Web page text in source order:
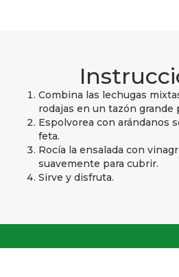
Combina las lechugas
rodajas en un tazón grande
Espolvorea con arándanos
feta.
Rocía la ensalada con
suavemente para cubrir.
Sirve y disfruta.